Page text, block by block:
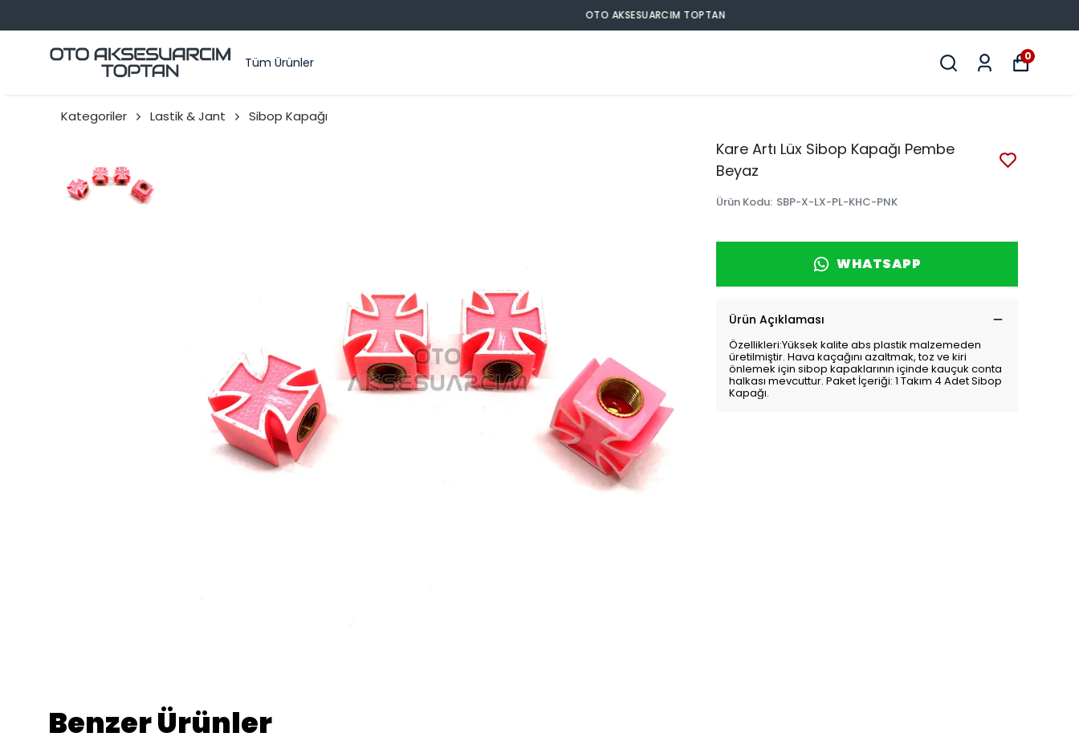
OTO AKSESUARCIM TOPTAN
Tüm Ürünler 0
Kategoriler Lastik & Jant Sibop Kapağı
Kare Artı Lüx Sibop Kapağı Pembe
Beyaz
Ürün Kodu: SBP-X-LX-PL-KHC-PNK
WHATSAPP
Ürün Açıklaması
Özellikleri:Yüksek kalite abs plastik malzemeden
üretilmiştir. Hava kaçağını azaltmak, toz ve kiri
önlemek için sibop kapaklarının içinde kauçuk conta
halkası mevcuttur. Paket İçeriği: 1 Takım 4 Adet Sibop
Kapağı.
Benzer Ürünler